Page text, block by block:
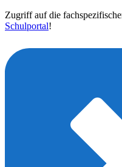
Zugriff auf die
Schulportal!